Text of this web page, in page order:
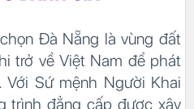
Đà Nẵng là vùng đất
trở về Việt Nam để phát
Sứ mệnh Người Khai
trình đẳng cấp được xây